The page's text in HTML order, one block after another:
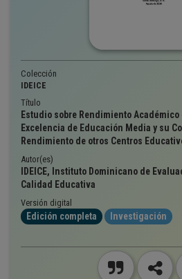
Colección
IDEICE
Título
Estudio sobre Rendimiento
Excelencia de Educación Media y su
Rendimiento de otros Centros
Autor(es)
IDEICE, Instituto Dominicano de
Calidad Educativa
Versión digital
Edición completa Investigación